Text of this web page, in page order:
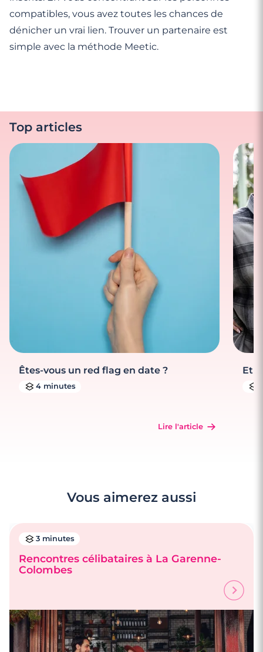
compatibles, vous avez toutes les chances de
dénicher un vrai lien. Trouver un partenaire est
simple avec la méthode Meetic.
Top articles
Êtes-vous un red flag en date ?
4 minutes
Lire l'article
Et
Vous aimerez aussi
3 minutes
Rencontres célibataires à La Garenne-
Colombes